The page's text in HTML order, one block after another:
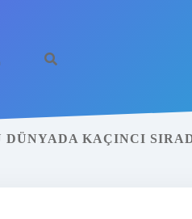
DÜNYADA KAÇINCI